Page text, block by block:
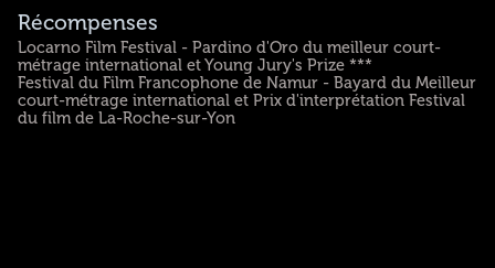
Récompenses
Locarno Film Festival - Pardino d'Oro du meilleur court-
métrage international et Young Jury's Prize ***
Festival du Film Francophone de Namur - Bayard du Meilleur
court-métrage international et Prix d'interprétation Festival
du film de La-Roche-sur-Yon